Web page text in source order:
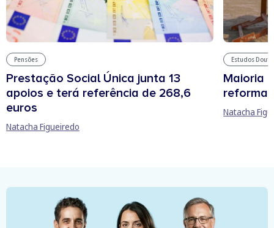
Pensões
Prestação Social Única junta 13
apoios e terá referência de 268,6
euros
Natacha Figueiredo
Estudos
Maioria
reforma
Natacha